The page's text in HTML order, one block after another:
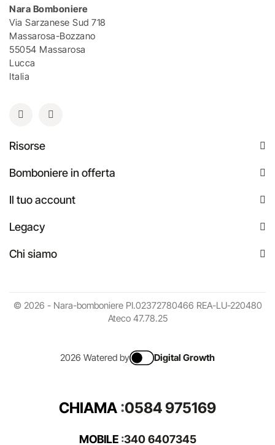
Nara Bomboniere
Via Sarzanese Sud 718
Massarosa-Bozzano
55054 Massarosa
Lucca
Italia
Risorse
Bomboniere in offerta
Il tuo account
Legacy
Chi siamo
© 2026 - Nara-bomboniere PI.02372780466 REA-LU-220480
Ateco 47.78.25
2026 Watered by Digital Growth
CHIAMA :0584 975169
MOBILE:340 6407345